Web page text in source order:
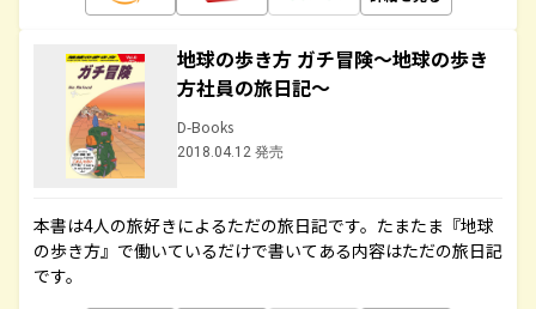
地球の歩き方 ガチ冒険～地球の歩き
方社員の旅日記～
D-Books
2018.04.12 発売
本書は4人の旅好きによるただの旅日記です。たまたま『地球
の歩き方』で働いているだけで書いてある内容はただの旅日記
です。